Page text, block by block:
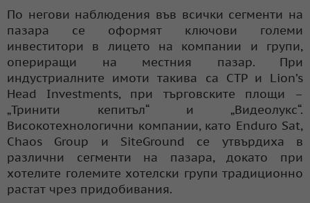
По негови наблюдения във всички сегменти на
пазара се оформят ключови големи
инвеститори в лицето на компании и групи,
опериращи на местния пазар. При
индустриалните имоти такива са CTP и Lion’s
Head Investments, при търговските площи –
„Тринити кепитъл“ и „Видеолукс“.
Високотехнологични компании, като Enduro Sat,
Chaos Group и SiteGround се утвърдиха в
различни сегменти на пазара, докато при
хотелите големите хотелски групи традиционно
растат чрез придобивания.